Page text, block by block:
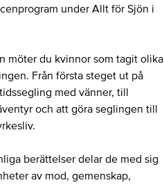
under Allt för Sjön i
möter du kvinnor som tagit olika
Från första steget ut på
med vänner, till
och att göra seglingen till
berättelser delar de med sig
av mod, gemenskap,